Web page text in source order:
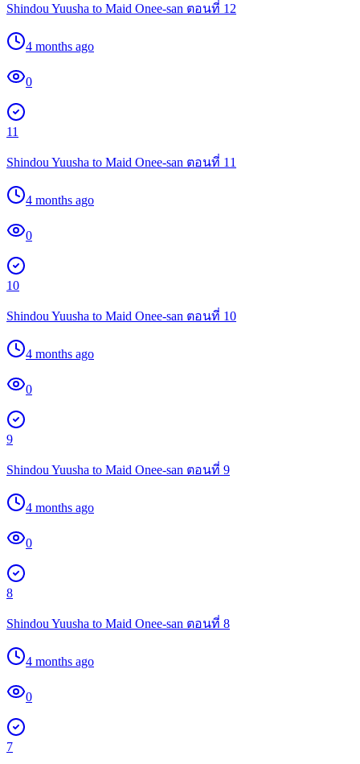
Shindou Yuusha to Maid Onee-san ตอนที่ 12
4 months ago
0
11
Shindou Yuusha to Maid Onee-san ตอนที่ 11
4 months ago
0
10
Shindou Yuusha to Maid Onee-san ตอนที่ 10
4 months ago
0
9
Shindou Yuusha to Maid Onee-san ตอนที่ 9
4 months ago
0
8
Shindou Yuusha to Maid Onee-san ตอนที่ 8
4 months ago
0
7